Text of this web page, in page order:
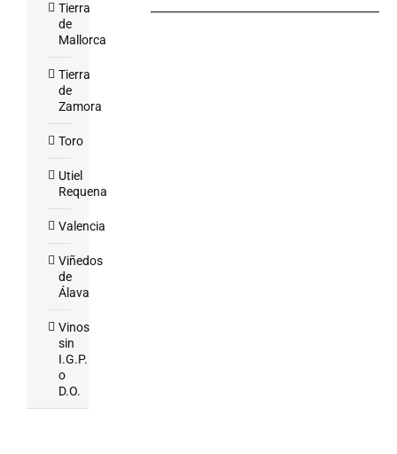
Tierra
de
Mallorca
Tierra
de
Zamora
Toro
Utiel
Requena
Valencia
Viñedos
de
Álava
Vinos
sin
I.G.P.
o
D.O.